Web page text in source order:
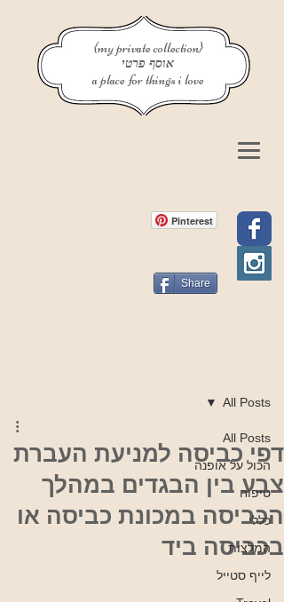
{my private collection}
אוסף פרטי
a place for things i love
Pinterest
Share
All Posts
הכול על אופנה
טיפוח
כללי
המלצות
לייף סטייל
All Posts
דפי כביסה למניעת העברת
צבע בין הבגדים במהלך
הכביסה במכונת כביסה או
בכביסה ביד